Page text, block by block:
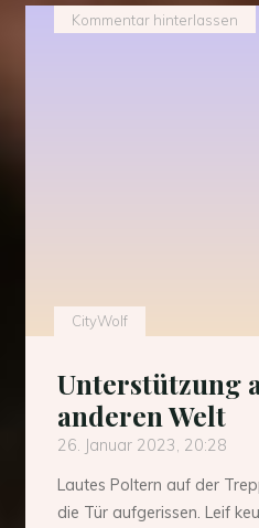
Neues
aus
CityWolf
Kommentar hinterlassen
Unterstützung
anderen Welt
26. Januar 2023, 20:28
Lautes Poltern auf der
die Tür aufgerissen. Leif